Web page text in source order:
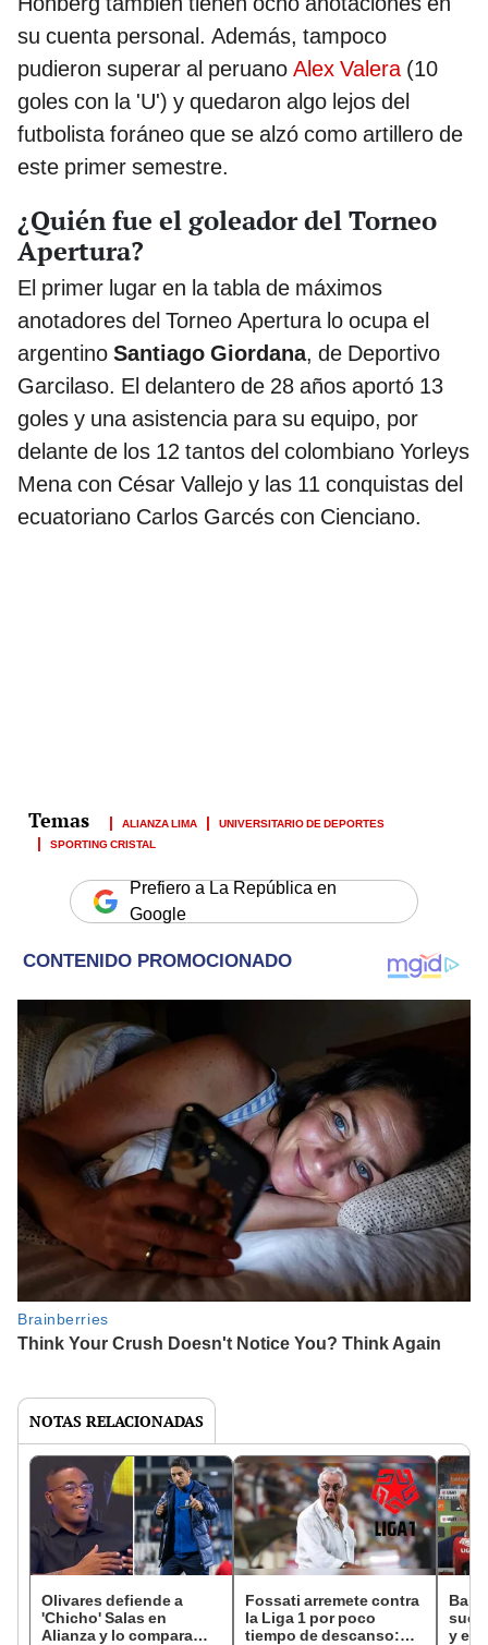
su cuenta personal. Además, tampoco
pudieron superar al peruano Alex Valera (10
goles con la 'U') y quedaron algo lejos del
futbolista foráneo que se alzó como artillero de
este primer semestre.
¿Quién fue el goleador del Torneo
Apertura?
El primer lugar en la tabla de máximos
anotadores del Torneo Apertura lo ocupa el
argentino Santiago Giordana, de Deportivo
Garcilaso. El delantero de 28 años aportó 13
goles y una asistencia para su equipo, por
delante de los 12 tantos del colombiano Yorleys
Mena con César Vallejo y las 11 conquistas del
ecuatoriano Carlos Garcés con Cienciano.
ALIANZA LIMA
UNIVERSITARIO DE DEPORTES
SPORTING CRISTAL
Prefiero a La República en
Google
NOTAS RELACIONADAS
Olivares defiende a
'Chicho' Salas en
Alianza y lo compara
Fossati arremete contra
la Liga 1 por poco
tiempo de descanso:
y